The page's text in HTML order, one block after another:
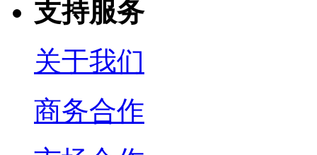
支持服务
关于我们
商务合作